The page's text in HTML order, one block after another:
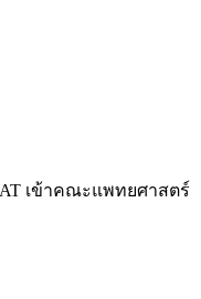
เข้าคณะแพทยศาสตร์